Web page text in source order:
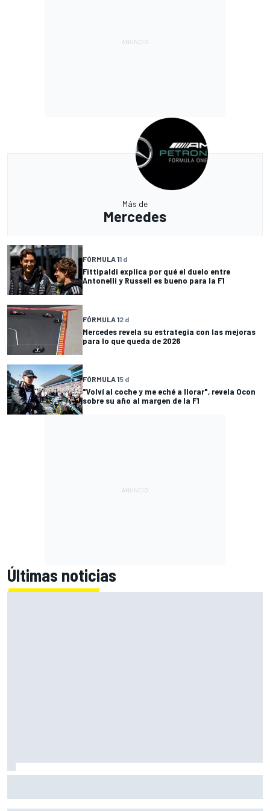
Más de
Mercedes
FÓRMULA 11 d
Fittipaldi explica por qué el duelo entre
Antonelli y Russell es bueno para la F1
FÓRMULA 12 d
Mercedes revela su estrategia con las mejoras
para lo que queda de 2026
FÓRMULA 15 d
"Volví al coche y me eché a llorar", revela Ocon
sobre su año al margen de la F1
Últimas noticias